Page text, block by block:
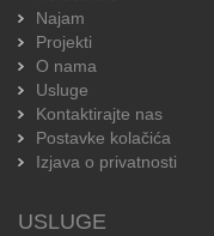
Najam
Projekti
O nama
Usluge
Kontaktirajte nas
Postavke kolačića
Izjava o privatnosti
USLUGE